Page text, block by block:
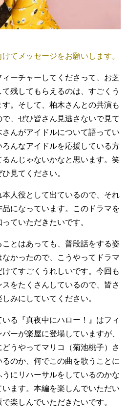
てメッセージをお願いします。
ィーチャーしてくださって、お芝
残してもらえるのは、すごくう
。そして、柏木さんとの共演も
、ぜひ皆さん見逃さないで見て
んがアイドルについて語ってい
んなアイドルを応援している方
んじゃないかなと思います。笑
見てください。
本人役として出ているので、それ
になっています。このドラマを
ていただきたいです。
ことはあっても、普段話をする姿
かったので、こうやってドラマ
てすごくうれしいです。今回も
をたくさんしているので、皆さ
みにしていてください。
いる『真夜中にハロー！』はフィ
ーが楽屋に登場していますが、
うやってマリコ（菊池桃子）さ
のか、何でこの曲を歌うことに
にリハーサルをしているのかな
ます。本編を楽しんでいただい
楽しんでいただきたいです。